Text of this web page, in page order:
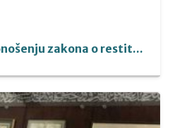
zakona o restit...